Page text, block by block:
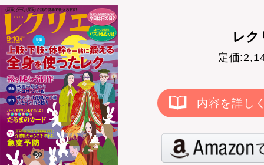
レ
定価
内容を詳し